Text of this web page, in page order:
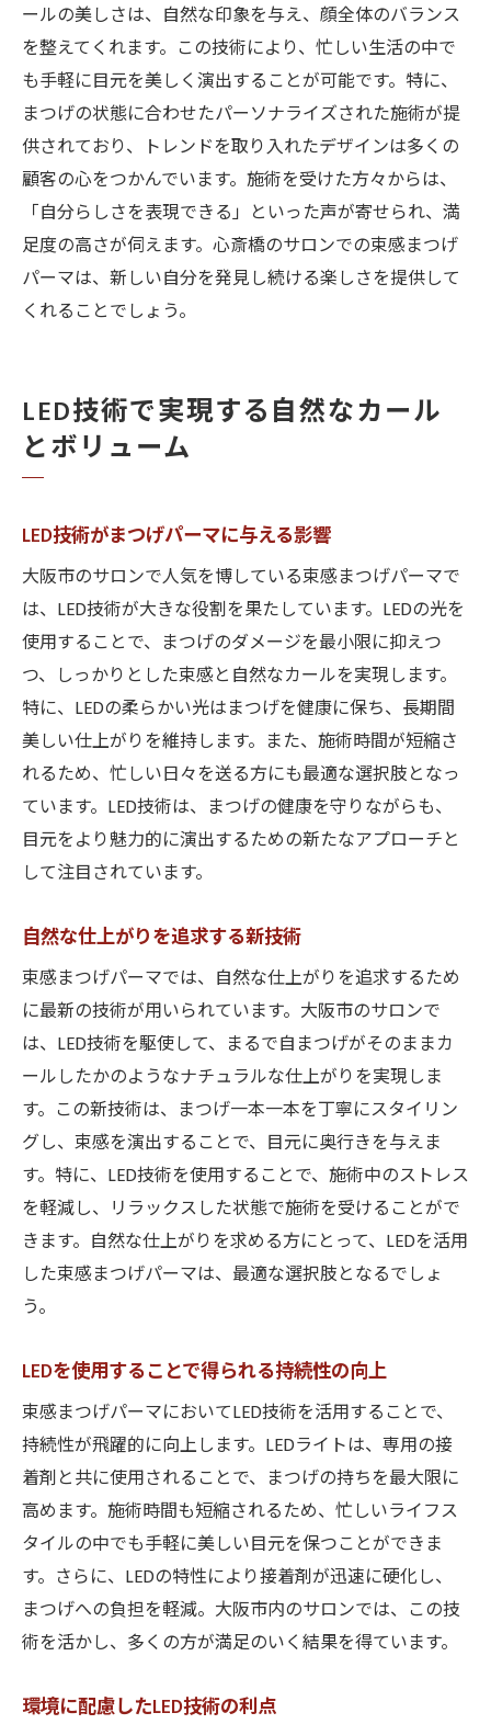
ールの美しさは、自然な印象を与え、顔全体のバランス
を整えてくれます。この技術により、忙しい生活の中で
も手軽に目元を美しく演出することが可能です。特に、
まつげの状態に合わせたパーソナライズされた施術が提
供されており、トレンドを取り入れたデザインは多くの
顧客の心をつかんでいます。施術を受けた方々からは、
「自分らしさを表現できる」といった声が寄せられ、満
足度の高さが伺えます。心斎橋のサロンでの束感まつげ
パーマは、新しい自分を発見し続ける楽しさを提供して
くれることでしょう。
LED技術で実現する自然なカール
とボリューム
LED技術がまつげパーマに与える影響
大阪市のサロンで人気を博している束感まつげパーマで
は、LED技術が大きな役割を果たしています。LEDの光を
使用することで、まつげのダメージを最小限に抑えつ
つ、しっかりとした束感と自然なカールを実現します。
特に、LEDの柔らかい光はまつげを健康に保ち、長期間
美しい仕上がりを維持します。また、施術時間が短縮さ
れるため、忙しい日々を送る方にも最適な選択肢となっ
ています。LED技術は、まつげの健康を守りながらも、
目元をより魅力的に演出するための新たなアプローチと
して注目されています。
自然な仕上がりを追求する新技術
束感まつげパーマでは、自然な仕上がりを追求するため
に最新の技術が用いられています。大阪市のサロンで
は、LED技術を駆使して、まるで自まつげがそのままカ
ールしたかのようなナチュラルな仕上がりを実現しま
す。この新技術は、まつげ一本一本を丁寧にスタイリン
グし、束感を演出することで、目元に奥行きを与えま
す。特に、LED技術を使用することで、施術中のストレス
を軽減し、リラックスした状態で施術を受けることがで
きます。自然な仕上がりを求める方にとって、LEDを活用
した束感まつげパーマは、最適な選択肢となるでしょ
う。
LEDを使用することで得られる持続性の向上
束感まつげパーマにおいてLED技術を活用することで、
持続性が飛躍的に向上します。LEDライトは、専用の接
着剤と共に使用されることで、まつげの持ちを最大限に
高めます。施術時間も短縮されるため、忙しいライフス
タイルの中でも手軽に美しい目元を保つことができま
す。さらに、LEDの特性により接着剤が迅速に硬化し、
まつげへの負担を軽減。大阪市内のサロンでは、この技
術を活かし、多くの方が満足のいく結果を得ています。
環境に配慮したLED技術の利点